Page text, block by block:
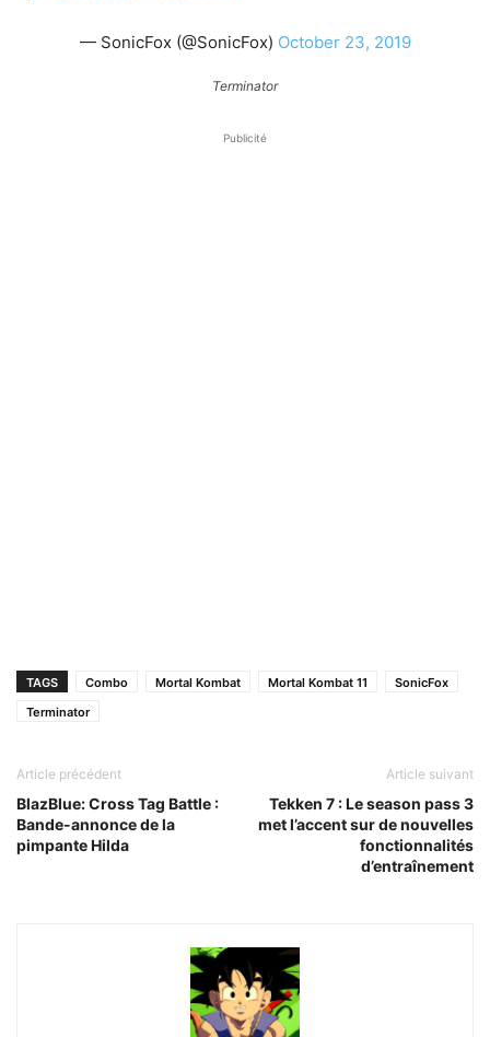
— SonicFox (@SonicFox) October 23, 2019
Terminator
Publicité
TAGS Combo Mortal Kombat Mortal Kombat 11
SonicFox
Terminator
Article précédent
BlazBlue: Cross Tag Battle :
Bande-annonce de la
pimpante Hilda
Article suivant
Tekken 7 : Le season pass 3
met l’accent sur de nouvelles
fonctionnalités
d’entraînement